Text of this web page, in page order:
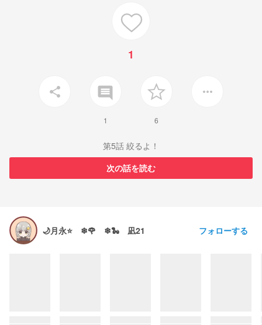
1
share insert_comment
1 6
more_horiz
第5話 絞るよ！
次の話を読む
🌙月永⭐ ❄🌹 ❄🐍 凪21 フォローする